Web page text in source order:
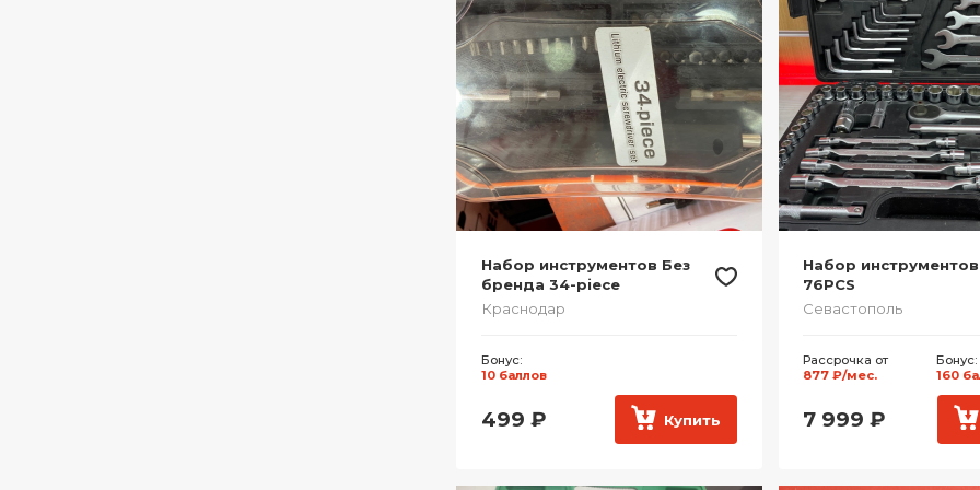
Набор инструментов Без
бренда 34-piece
Краснодар
Бонус:
10 баллов
499 ₽ Купить
Набор
76PCS
Севастополь
Рассрочка от
877 ₽/мес.
Бонус:
160
7 999 ₽